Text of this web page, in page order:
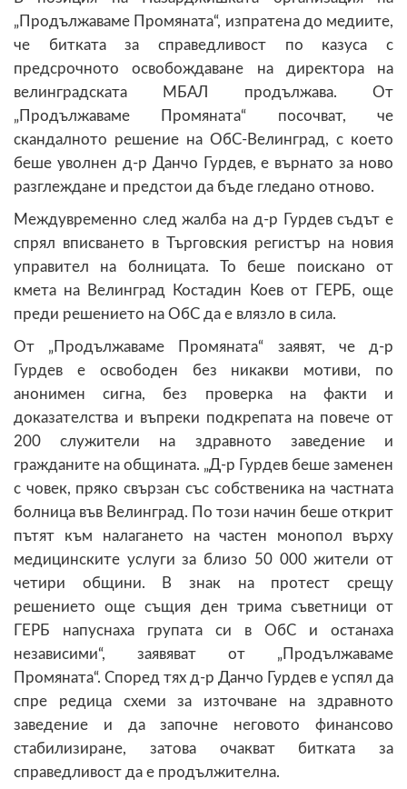
„Продължаваме Промяната“, изпратена до медиите,
че битката за справедливост по казуса с
предсрочното освобождаване на директора на
велинградската МБАЛ продължава. От
„Продължаваме Промяната“ посочват, че
скандалното решение на ОбС-Велинград, с което
беше уволнен д-р Данчо Гурдев, е върнато за ново
разглеждане и предстои да бъде гледано отново.
Междувременно след жалба на д-р Гурдев съдът е
спрял вписването в Търговския регистър на новия
управител на болницата. То беше поискано от
кмета на Велинград Костадин Коев от ГЕРБ, още
преди решението на ОбС да е влязло в сила.
От „Продължаваме Промяната“ заявят, че д-р
Гурдев е освободен без никакви мотиви, по
анонимен сигна, без проверка на факти и
доказателства и въпреки подкрепата на повече от
200 служители на здравното заведение и
гражданите на общината. „Д-р Гурдев беше заменен
с човек, пряко свързан със собственика на частната
болница във Велинград. По този начин беше открит
пътят към налагането на частен монопол върху
медицинските услуги за близо 50 000 жители от
четири общини. В знак на протест срещу
решението още същия ден трима съветници от
ГЕРБ напуснаха групата си в ОбС и останаха
независими“, заявяват от „Продължаваме
Промяната“. Според тях д-р Данчо Гурдев е успял да
спре редица схеми за източване на здравното
заведение и да започне неговото финансово
стабилизиране, затова очакват битката за
справедливост да е продължителна.